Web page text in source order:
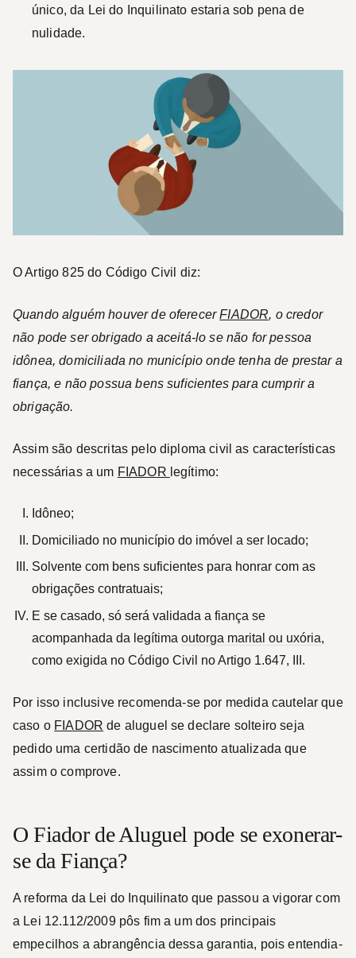
único, da Lei do Inquilinato estaria sob pena de
nulidade.
O Artigo 825 do Código Civil diz:
Quando alguém houver de oferecerFIADOR, o credor
não pode ser obrigado a aceitá-­lo se não for pessoa
idônea, domiciliada no município onde tenha de prestar a
fiança, e não possua bens suficientes para cumprir a
obrigação.
Assim são descritas pelo diploma civil as características
necessárias a um FIADOR legítimo:
Idôneo;
Domiciliado no município do imóvel a ser locado;
Solvente com bens suficientes para honrar com as
obrigações contratuais;
E se casado, só será validada a fiança se
acompanhada da legítima outorga marital ou uxória,
como exigida no Código Civil no Artigo 1.647, III.
Por isso inclusive recomenda-se por medida cautelar que
caso o FIADOR de aluguel se declare solteiro seja
pedido uma certidão de nascimento atualizada que
assim o comprove.
O Fiador de Aluguel pode se exonerar-
se da Fiança?
A reforma da Lei do Inquilinato que passou a vigorar com
a Lei 12.112/2009 pôs fim a um dos principais
empecilhos a abrangência dessa garantia, pois entendia-